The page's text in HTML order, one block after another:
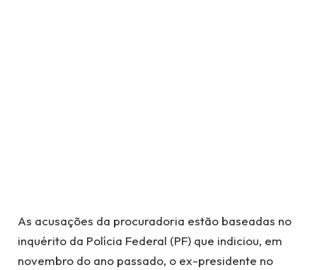
As acusações da procuradoria estão baseadas no
inquérito da Polícia Federal (PF) que indiciou, em
novembro do ano passado, o ex-presidente no